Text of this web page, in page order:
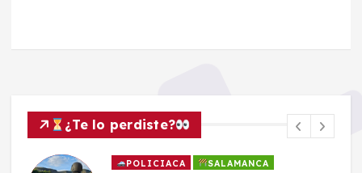
¿Te lo perdiste?
POLICIACA SALAMANCA